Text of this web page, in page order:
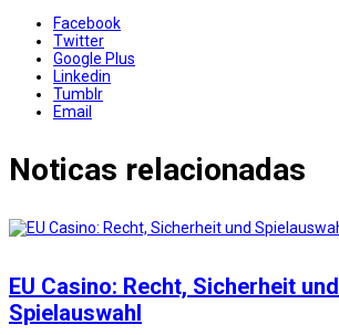
Facebook
Twitter
Google Plus
Linkedin
Tumblr
Email
Noticas relacionadas
EU Casino: Recht, Sicherheit und
Spielauswahl